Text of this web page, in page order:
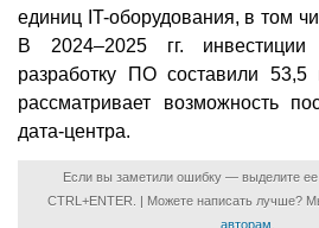
единиц IT-оборудования, в том
В 2024–2025 гг.
разработку ПО составили
рассматривает возможность
дата-центра.
Если вы заметили ошибку — выделите
CTRL+ENTER. | Можете написать лучше?
авторам